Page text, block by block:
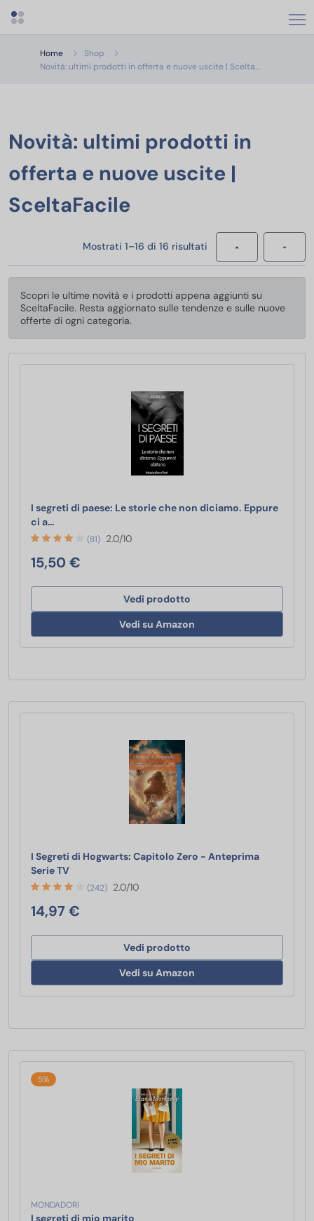
Apri menu categorie
Home
Shop
Novità: ultimi prodotti in offerta e nuove uscite | Scelta…
Novità: ultimi prodotti in
offerta e nuove uscite |
SceltaFacile
Mostrati 1–16 di 16 risultati
Scopri le ultime novità e i prodotti appena aggiunti su
SceltaFacile. Resta aggiornato sulle tendenze e sulle nuove
offerte di ogni categoria.
I segreti di paese: Le storie che non diciamo. Eppure
ci a…
(81) 2.0/10
15,50 €
Vedi prodotto
Vedi su Amazon
I Segreti di Hogwarts: Capitolo Zero - Anteprima
Serie TVI Segreti di Hogwarts: Capitolo Zero - Anteprima
(242) 2.0/10
14,97 €
Vedi prodotto
Vedi su Amazon
5%
MONDADORI
I segreti di mio marito